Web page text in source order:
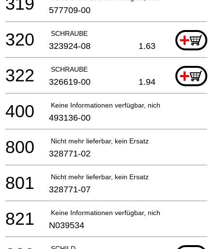
577709-00
SCHRAUBE +
320 323924-08 1.63
SCHRAUBE +
322 326619-00 1.94
Keine Informationen verfügbar, nicht bestellbar
400 493136-00
Nicht mehr lieferbar, kein Ersatz
800 328771-02
Nicht mehr lieferbar, kein Ersatz
801 328771-07
Keine Informationen verfügbar, nicht bestellbar
821 N039534